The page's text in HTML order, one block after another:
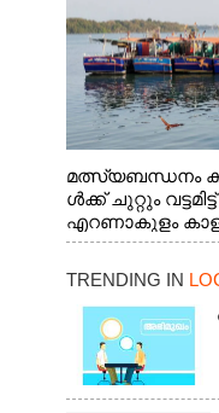
മത്സ്യബന്ധനം
ൾക്ക് ചുറ്റും
എറണാകുളം
ള്ള കാഴ്ച
TRENDING IN